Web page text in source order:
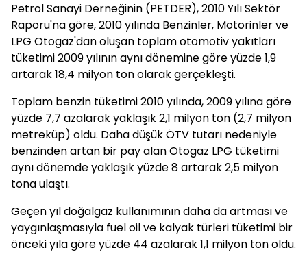
Petrol Sanayi Derneğinin (PETDER), 2010 Yılı Sektör
Raporu'na göre, 2010 yılında Benzinler, Motorinler ve
LPG Otogaz'dan oluşan toplam otomotiv yakıtları
tüketimi 2009 yılının aynı dönemine göre yüzde 1,9
artarak 18,4 milyon ton olarak gerçekleşti.
Toplam benzin tüketimi 2010 yılında, 2009 yılına göre
yüzde 7,7 azalarak yaklaşık 2,1 milyon ton (2,7 milyon
metreküp) oldu. Daha düşük ÖTV tutarı nedeniyle
benzinden artan bir pay alan Otogaz LPG tüketimi
aynı dönemde yaklaşık yüzde 8 artarak 2,5 milyon
tona ulaştı.
Geçen yıl doğalgaz kullanımının daha da artması ve
yaygınlaşmasıyla fuel oil ve kalyak türleri tüketimi bir
önceki yıla göre yüzde 44 azalarak 1,1 milyon ton oldu.